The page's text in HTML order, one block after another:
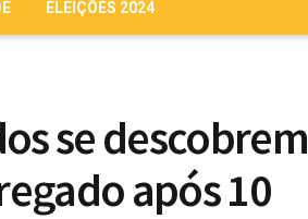
ELEIÇÕES 2024
se descobrem
após 10